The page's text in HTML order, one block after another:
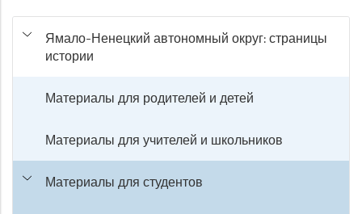
Ямало-Ненецкий автономный округ: страницы
истории
Материалы для родителей и детей
Материалы для учителей и школьников
Материалы для студентов